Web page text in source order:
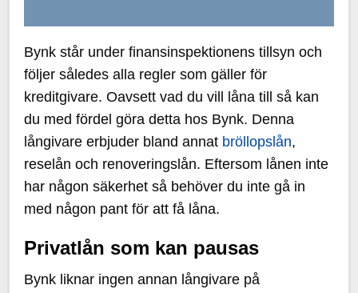
Bynk står under finansinspektionens tillsyn och
följer således alla regler som gäller för
kreditgivare. Oavsett vad du vill låna till så kan
du med fördel göra detta hos Bynk. Denna
långivare erbjuder bland annat bröllopslån,
reselån och renoveringslån. Eftersom lånen inte
har någon säkerhet så behöver du inte gå in
med någon pant för att få låna.
Privatlån som kan pausas
Bynk liknar ingen annan långivare på